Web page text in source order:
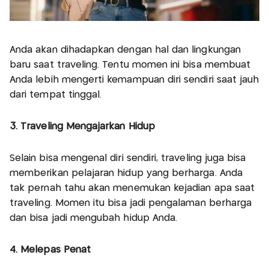
Anda akan dihadapkan dengan hal dan lingkungan
baru saat traveling. Tentu momen ini bisa membuat
Anda lebih mengerti kemampuan diri sendiri saat jauh
dari tempat tinggal.
3. Traveling Mengajarkan Hidup
Selain bisa mengenal diri sendiri, traveling juga bisa
memberikan pelajaran hidup yang berharga. Anda
tak pernah tahu akan menemukan kejadian apa saat
traveling. Momen itu bisa jadi pengalaman berharga
dan bisa jadi mengubah hidup Anda.
4. Melepas Penat